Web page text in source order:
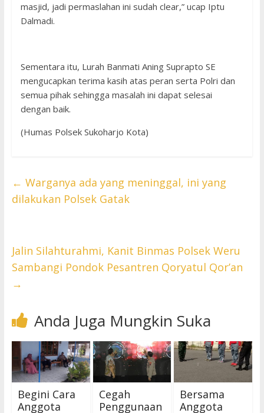
masjid, jadi permaslahan ini sudah clear,” ucap Iptu
Dalmadi.
Sementara itu, Lurah Banmati Aning Suprapto SE
mengucapkan terima kasih atas peran serta Polri dan
semua pihak sehingga masalah ini dapat selesai
dengan baik.
(Humas Polsek Sukoharjo Kota)
← Warganya ada yang meninggal, ini yang
dilakukan Polsek Gatak
Jalin Silahturahmi, Kanit Binmas Polsek Weru
Sambangi Pondok Pesantren Qoryatul Qor’an
→
Anda Juga Mungkin Suka
Begini Cara
Anggota
Cegah
Penggunaan
Bersama
Anggota